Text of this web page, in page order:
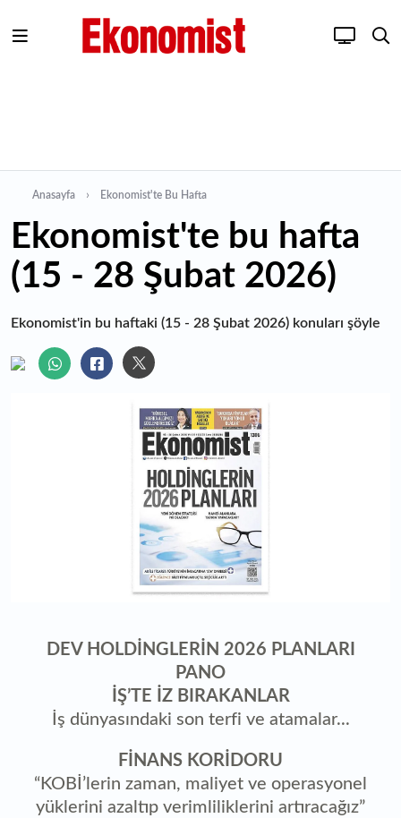
Anasayfa Ekonomist'te Bu Hafta
Ekonomist'te bu hafta
(15 - 28 Şubat 2026)
Ekonomist'in bu haftaki (15 - 28 Şubat 2026) konuları şöyle
DEV HOLDİNGLERİN 2026 PLANLARI
PANO
İŞ’TE İZ BIRAKANLAR
İş dünyasındaki son terfi ve atamalar...
FİNANS KORİDORU
“KOBİ’lerin zaman, maliyet ve operasyonel
yüklerini azaltıp verimliliklerini artıracağız”